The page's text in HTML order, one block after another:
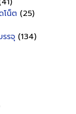
โน็ต (25)
รจุ (134)